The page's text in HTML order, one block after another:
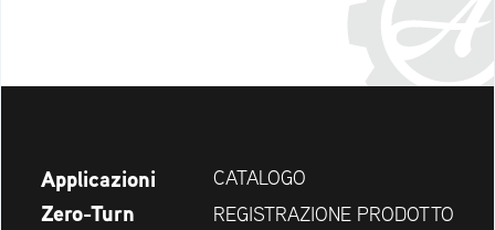
Applicazioni
Zero-Turn
CATALOGO
REGISTRAZIONE PRODOTTO